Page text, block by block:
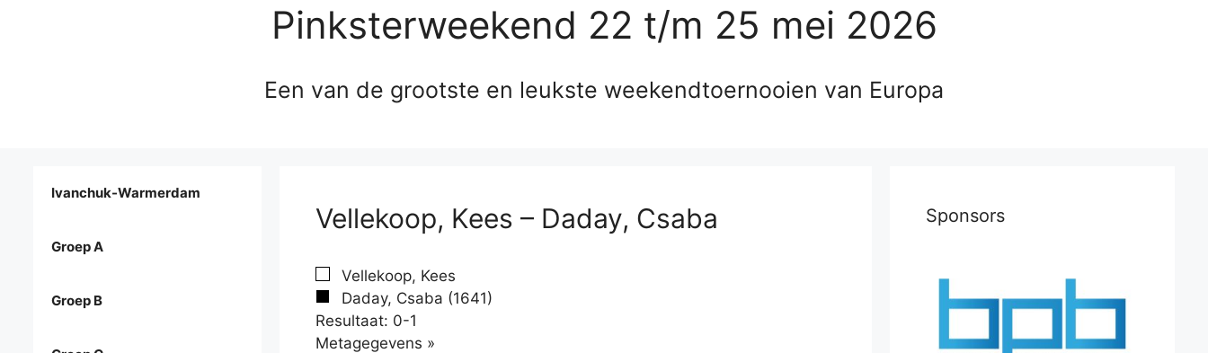
Pinksterweekend 22 t/m 25 mei 2026
Een van de grootste en leukste weekendtoernooien van Europa
Vellekoop, Kees – Daday, Csaba
Vellekoop, Kees
Daday, Csaba (1641)
Resultaat: 0-1
Metagegevens »
Ivanchuk-Warmerdam
Groep A
Groep B
Sponsors